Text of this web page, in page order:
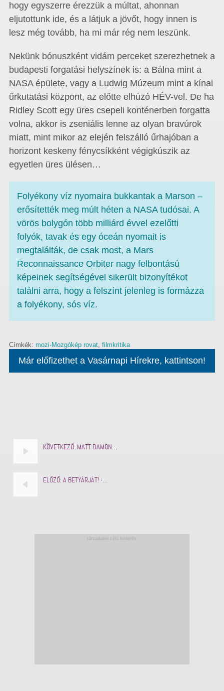
hogy egyszerre érezzük a múltat, ahonnan
eljutottunk ide, és a látjuk a jövőt, hogy innen is
lesz még tovább, ha mi már rég nem leszünk.
Nekünk bónuszként vidám perceket szerezhetnek a
budapesti forgatási helyszínek is: a Bálna mint a
NASA épülete, vagy a Ludwig Múzeum mint a kínai
űrkutatási központ, az előtte elhúzó HÉV-vel. De ha
Ridley Scott egy üres csepeli konténerben forgatta
volna, akkor is zseniális lenne az olyan bravúrok
miatt, mint mikor az elején felszálló űrhajóban a
horizont keskeny fénycsíkként végigkúszik az
egyetlen üres ülésen…
Folyékony víz nyomaira bukkantak a Marson –
erősítették meg múlt héten a NASA tudósai. A
vörös bolygón több milliárd évvel ezelőtti
folyók, tavak és egy óceán nyomait is
megtalálták, de csak most, a Mars
Reconnaissance Orbiter nagy felbontású
képeinek segítségével sikerült bizonyítékot
találni arra, hogy a felszínt jelenleg is formázza
a folyékony, sós víz.
Címkék: mozi-Mozgókép rovat, filmkritika
Már előfizethet a Vasárnapi Hírekre, kattintson!
KÖVETKEZŐ: MATT DAMON…
ELŐZŐ: A BETYÁRJÁT! -…
társadalmi célú hirdetés